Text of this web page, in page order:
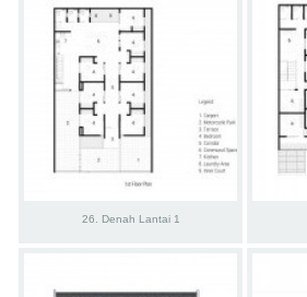
26. Denah Lantai 1